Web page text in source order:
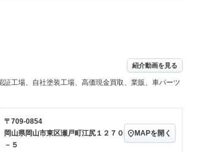
センターデフロック
装備略号／用語解説
キーレス
ポータブルナビ － バックカメラ
3列シート － ベンチシート
オットマン
紹介動画を見る
工場、自社塗装工場、高価現金買取、業販、車パーツ
〒709-0854
岡山県岡山市東区瀬戸町江尻１２７０
－５
MAPを開く